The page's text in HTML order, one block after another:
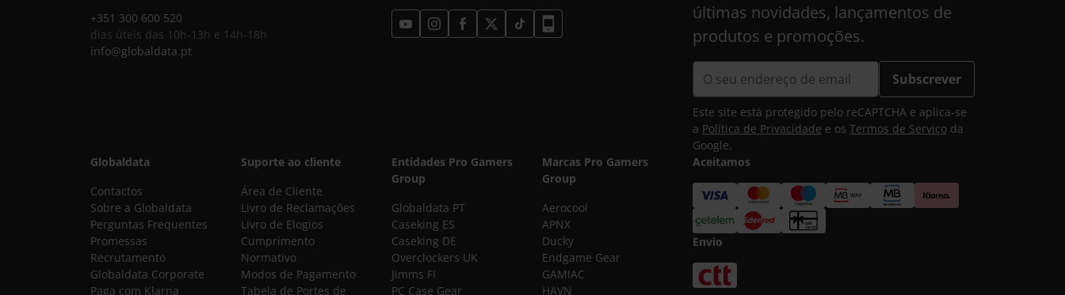
+351 300 600 520
dias úteis das 10h-13h e 14h-18h
info@globaldata.pt
últimas novidades, lançamentos de
produtos e promoções.
Subscrever
Este site está protegido pelo reCAPTCHA e aplica-se
a Política de Privacidade e os Termos de Serviço da
Google.
Globaldata
Contactos
Sobre a Globaldata
Perguntas Frequentes
Promessas
Recrutamento
Globaldata Corporate
Paga com Klarna
Suporte ao cliente
Área de Cliente
Livro de Reclamações
Livro de Elogios
Cumprimento
Normativo
Modos de Pagamento
Tabela de Portes de
Entidades Pro Gamers
Group
Globaldata PT
Caseking ES
Caseking DE
Overclockers UK
Jimms FI
PC Case Gear
Marcas Pro Gamers
Group
Aerocool
APNX
Ducky
Endgame Gear
GAMIAC
HAVN
Aceitamos
Envio